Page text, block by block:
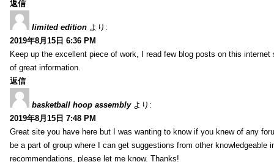
返信
limited edition より:
2019年8月15日 6:36 PM
Keep up the excellent piece of work, I read few blog posts on this
of great information.
返信
basketball hoop assembly より:
2019年8月15日 7:48 PM
Great site you have here but I was wanting to know if you knew of any
be a part of group where I can get suggestions from other
recommendations, please let me know. Thanks!